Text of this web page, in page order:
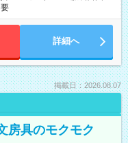
詳細へ
掲載日：2026.08.07
房具のモクモク